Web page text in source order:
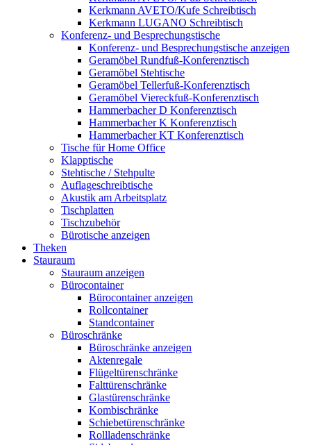
Kerkmann AVETO/Kufe Schreibtisch
Kerkmann LUGANO Schreibtisch
Konferenz- und Besprechungstische
Konferenz- und Besprechungstische anzeigen
Geramöbel Rundfuß-Konferenztisch
Geramöbel Stehtische
Geramöbel Tellerfuß-Konferenztisch
Geramöbel Viereckfuß-Konferenztisch
Hammerbacher D Konferenztisch
Hammerbacher K Konferenztisch
Hammerbacher KT Konferenztisch
Tische für Home Office
Klapptische
Stehtische / Stehpulte
Auflageschreibtische
Akustik am Arbeitsplatz
Tischplatten
Tischzubehör
Bürotische anzeigen
Theken
Stauraum
Stauraum anzeigen
Bürocontainer
Bürocontainer anzeigen
Rollcontainer
Standcontainer
Büroschränke
Büroschränke anzeigen
Aktenregale
Flügeltürenschränke
Falttürenschränke
Glastürenschränke
Kombischränke
Schiebetürenschränke
Rollladenschränke